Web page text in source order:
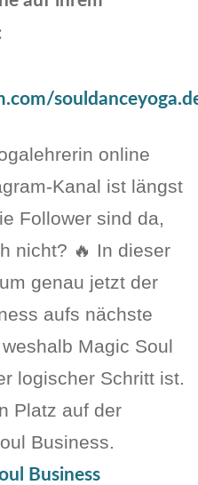
online
Kanal ist längst
Follower sind da,
nicht? 🔥 In dieser
genau jetzt der
aufs nächste
Magic Soul
logischer Schritt ist.
Platz auf der
Business.
Business